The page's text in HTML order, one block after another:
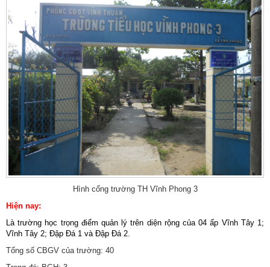
Hình cổng trường TH Vĩnh Phong 3
Hiện nay:
Là trường học trọng điểm quản lý trên diện rộng của 04 ấp Vĩnh Tây 1;
Vĩnh Tây 2; Đập Đá 1 và Đập Đá 2.
Tổng số CBGV của trường: 40